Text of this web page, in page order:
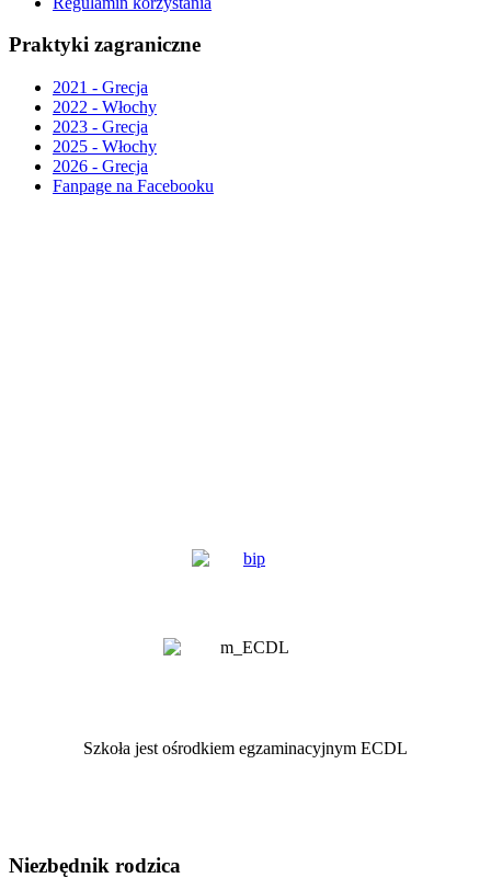
Praktyki zagraniczne
2021 - Grecja
2022 - Włochy
2023 - Grecja
2025 - Włochy
2026 - Grecja
Fanpage na Facebooku
Szkoła jest ośrodkiem egzaminacyjnym ECDL
Niezbędnik rodzica